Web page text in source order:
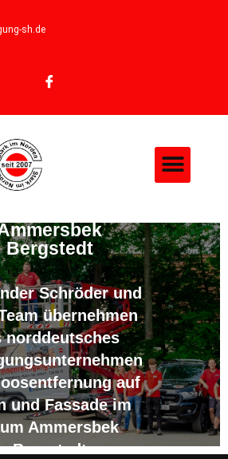
sh.de
Bergstedt
Schröder und
übernehmen
norddeutsches
auf
und Fassade im
Ammersbek
Bergstedt